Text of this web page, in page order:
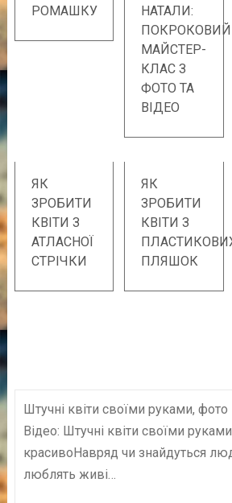
РОМАШКУ
НАТАЛИ:
ПОКРОКОВИЙ
МАЙСТЕР-
КЛАС З
ФОТО ТА
ВІДЕО
ЯК
ЗРОБИТИ
КВІТИ З
АТЛАСНОЇ
СТРІЧКИ
ЯК
ЗРОБИТИ
КВІТИ З
ПЛЯШОК
Штучні квіти своїми руками, фото
Відео: Штучні квіти своїми
красивоНавряд чи знайдуться
люблять живі…